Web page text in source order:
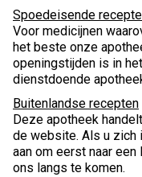
Spoedeisende
Voor medicijnen
het beste onze
openingstijden is in
dienstdoende
Buitenlandse recepten
Deze apotheek
de website. Als u zich
aan om eerst naar
ons langs te komen.